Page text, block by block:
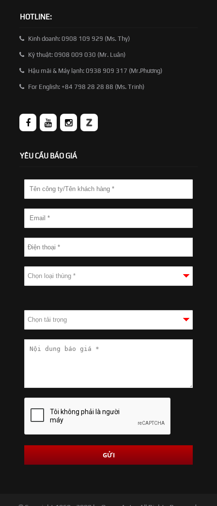
HOTLINE:
Kinh doanh: 0908 109 929 (Ms. Thy)
Kỹ thuật: 0908 009 030 (Mr. Luân)
Hậu mãi & Máy lạnh: 0938 909 317 (Mr.Phương)
For English: +84 798 28 28 88 (Ms. Trinh)
YÊU CẦU BÁO GIÁ